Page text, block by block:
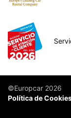
©Europcar 2026
Política de